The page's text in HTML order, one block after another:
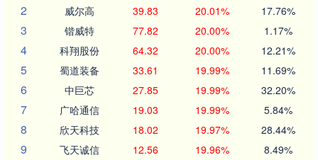
2 威尔高 39.83 20.01% 17.76%
3 锴威特 77.82 20.00% 1.17%
4 科翔股份 64.32 20.00% 12.21%
5 蜀道装备 33.61 19.99% 11.69%
6 中巨芯 27.85 19.99% 32.20%
7 广哈通信 19.03 19.99% 5.84%
8 欣天科技 18.02 19.97% 28.44%
9 飞天诚信 12.56 19.96% 8.49%